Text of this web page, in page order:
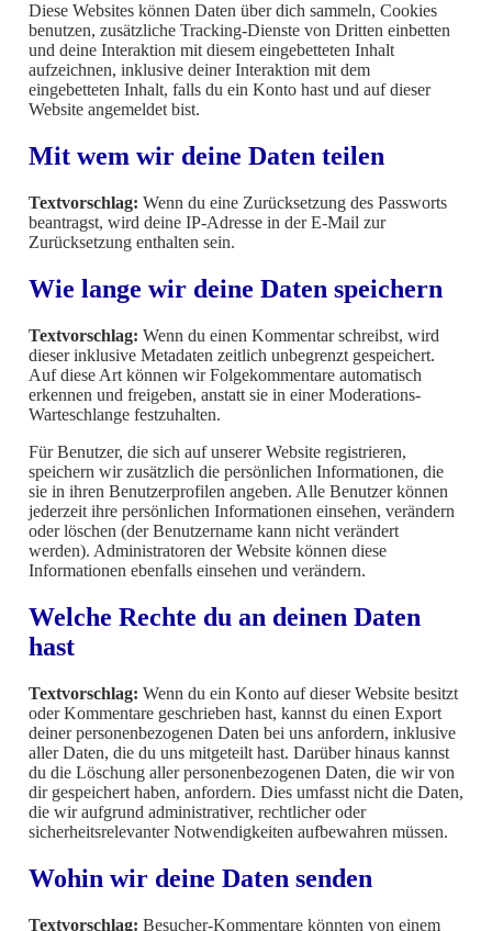
Diese Websites können Daten über dich sammeln, Cookies
benutzen, zusätzliche Tracking-Dienste von Dritten einbetten
und deine Interaktion mit diesem eingebetteten Inhalt
aufzeichnen, inklusive deiner Interaktion mit dem
eingebetteten Inhalt, falls du ein Konto hast und auf dieser
Website angemeldet bist.
Mit wem wir deine Daten teilen
Textvorschlag: Wenn du eine Zurücksetzung des Passworts
beantragst, wird deine IP-Adresse in der E-Mail zur
Zurücksetzung enthalten sein.
Wie lange wir deine Daten speichern
Textvorschlag: Wenn du einen Kommentar schreibst, wird
dieser inklusive Metadaten zeitlich unbegrenzt gespeichert.
Auf diese Art können wir Folgekommentare automatisch
erkennen und freigeben, anstatt sie in einer Moderations-
Warteschlange festzuhalten.
Für Benutzer, die sich auf unserer Website registrieren,
speichern wir zusätzlich die persönlichen Informationen, die
sie in ihren Benutzerprofilen angeben. Alle Benutzer können
jederzeit ihre persönlichen Informationen einsehen, verändern
oder löschen (der Benutzername kann nicht verändert
werden). Administratoren der Website können diese
Informationen ebenfalls einsehen und verändern.
Welche Rechte du an deinen Daten
hast
Textvorschlag: Wenn du ein Konto auf dieser Website besitzt
oder Kommentare geschrieben hast, kannst du einen Export
deiner personenbezogenen Daten bei uns anfordern, inklusive
aller Daten, die du uns mitgeteilt hast. Darüber hinaus kannst
du die Löschung aller personenbezogenen Daten, die wir von
dir gespeichert haben, anfordern. Dies umfasst nicht die Daten,
die wir aufgrund administrativer, rechtlicher oder
sicherheitsrelevanter Notwendigkeiten aufbewahren müssen.
Wohin wir deine Daten senden
Textvorschlag: Besucher-Kommentare könnten von einem